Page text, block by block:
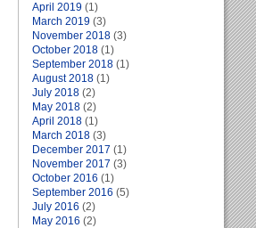
April 2019 (1)
March 2019 (3)
November 2018 (3)
October 2018 (1)
September 2018 (1)
August 2018 (1)
July 2018 (2)
May 2018 (2)
April 2018 (1)
March 2018 (3)
December 2017 (1)
November 2017 (3)
October 2016 (1)
September 2016 (5)
July 2016 (2)
May 2016 (2)